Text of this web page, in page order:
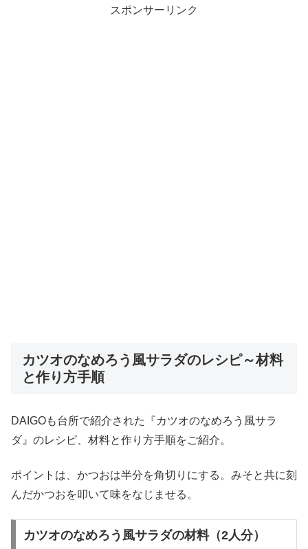
スポンサーリンク
カツオのなめろう風サラダのレシピ～材料
と作り方手順
DAIGOも台所で紹介された『カツオのなめろう風サラ
ダ』のレシピ、材料と作り方手順をご紹介。
ポイントは、かつおは半分を角切りにする。みそと共に刻
んだかつおを叩いて味をなじませる。
カツオのなめろう風サラダの材料（2人分）